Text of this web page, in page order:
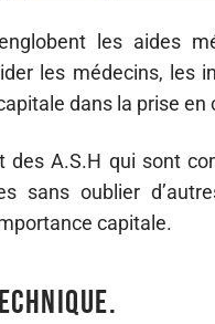
les aides
les médecins, les
dans la prise
A.S.H qui sont
sans oublier
capitale.